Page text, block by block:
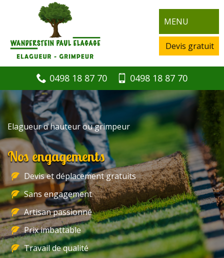
MENU
Devis gratuit
0498 18 87 70 0498 18 87 70
Elagueur d'hauteur ou grimpeur
Nos engagements
Devis et déplacement gratuits
Sans engagement
Artisan passionné
Prix imbattable
Travail de qualité